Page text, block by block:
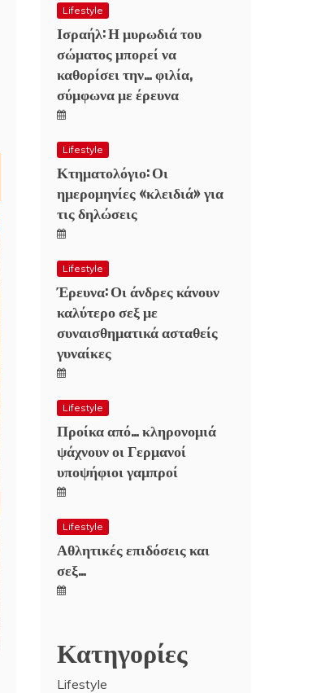
Lifestyle
Ισραήλ: Η μυρωδιά του
σώματος μπορεί να
καθορίσει την… φιλία,
σύμφωνα με έρευνα
Lifestyle
Κτηματολόγιο: Οι
ημερομηνίες «κλειδιά» για
τις δηλώσεις
Lifestyle
Έρευνα: Οι άνδρες κάνουν
καλύτερο σεξ με
συναισθηματικά ασταθείς
γυναίκες
Lifestyle
Προίκα από… κληρονομιά
ψάχνουν οι Γερμανοί
υποψήφιοι γαμπροί
Lifestyle
Αθλητικές επιδόσεις και
σεξ…
Κατηγορίες
Lifestyle